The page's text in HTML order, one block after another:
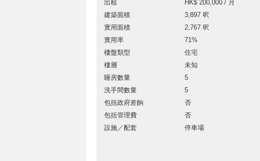
出租
HK$ 200,000 / 月
建築面積
3,897 呎
實用面積
2,767 呎
實用率
71%
樓盤類型
住宅
樓層
未知
睡房數量
5
洗手間數量
5
包括政府差餉
否
包括管理費
否
設施／配套
停車場